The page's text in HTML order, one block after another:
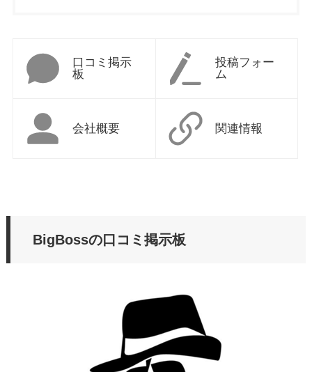
口コミ掲示
板
投稿フォー
ム
会社概要 関連情報
BigBossの口コミ掲示板